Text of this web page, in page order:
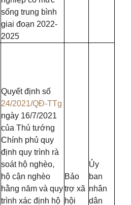
sống trung bình
giai đoạn 2022-
2025
Quyết định số
24/2021/QĐ-TTg
ngày 16/7/2021
của Thủ tướng
Chính phủ quy
định quy trình rà
soát hộ nghèo,
hộ cận nghèo
hằng năm và quy
trình xác định hộ
Bảo
trợ xã
hội
Ủy
ban
nhân
dân